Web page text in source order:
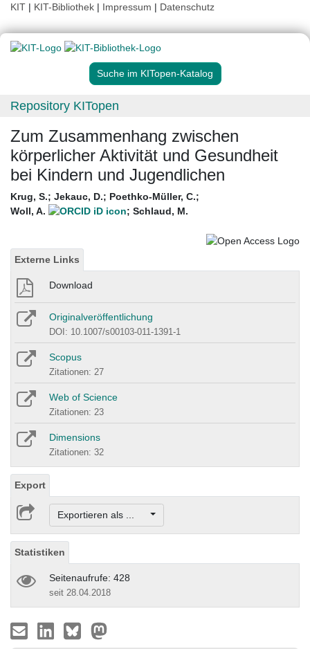
KIT | KIT-Bibliothek | Impressum | Datenschutz
Suche im KITopen-Katalog
Repository KITopen
Zum Zusammenhang zwischen
körperlicher Aktivität und Gesundheit
bei Kindern und Jugendlichen
Krug, S.; Jekauc, D.; Poethko-Müller, C.;
Woll, A.
; Schlaud, M.
Externe Links
Download
Originalveröffentlichung
DOI: 10.1007/s00103-011-1391-1
Scopus
Zitationen: 27
Web of Science
Zitationen: 23
Dimensions
Zitationen: 32
Export
Exportieren als ...
Statistiken
Seitenaufrufe: 428
seit 28.04.2018